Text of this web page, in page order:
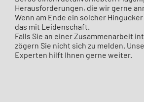
Herausforderungen, die wir gerne
Wenn am Ende ein solcher
das mit Leidenschaft.
Falls Sie an einer Zusammenarbeit
zögern Sie nicht sich zu melden.
Experten hilft Ihnen gerne weiter.